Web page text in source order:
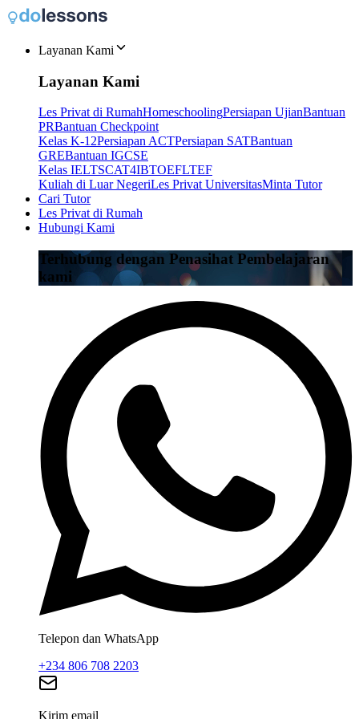
Layanan Kami
Layanan Kami
Les Privat di RumahHomeschoolingPersiapan UjianBantuan
PRBantuan Checkpoint
Kelas K-12Persiapan ACTPersiapan SATBantuan
GREBantuan IGCSE
Kelas IELTSCAT4IBTOEFLTEF
Kuliah di Luar NegeriLes Privat UniversitasMinta Tutor
Cari Tutor
Les Privat di Rumah
Hubungi Kami
Terhubung dengan Penasihat Pembelajaran
kami
Telepon dan WhatsApp
+234 806 708 2203
Kirim email